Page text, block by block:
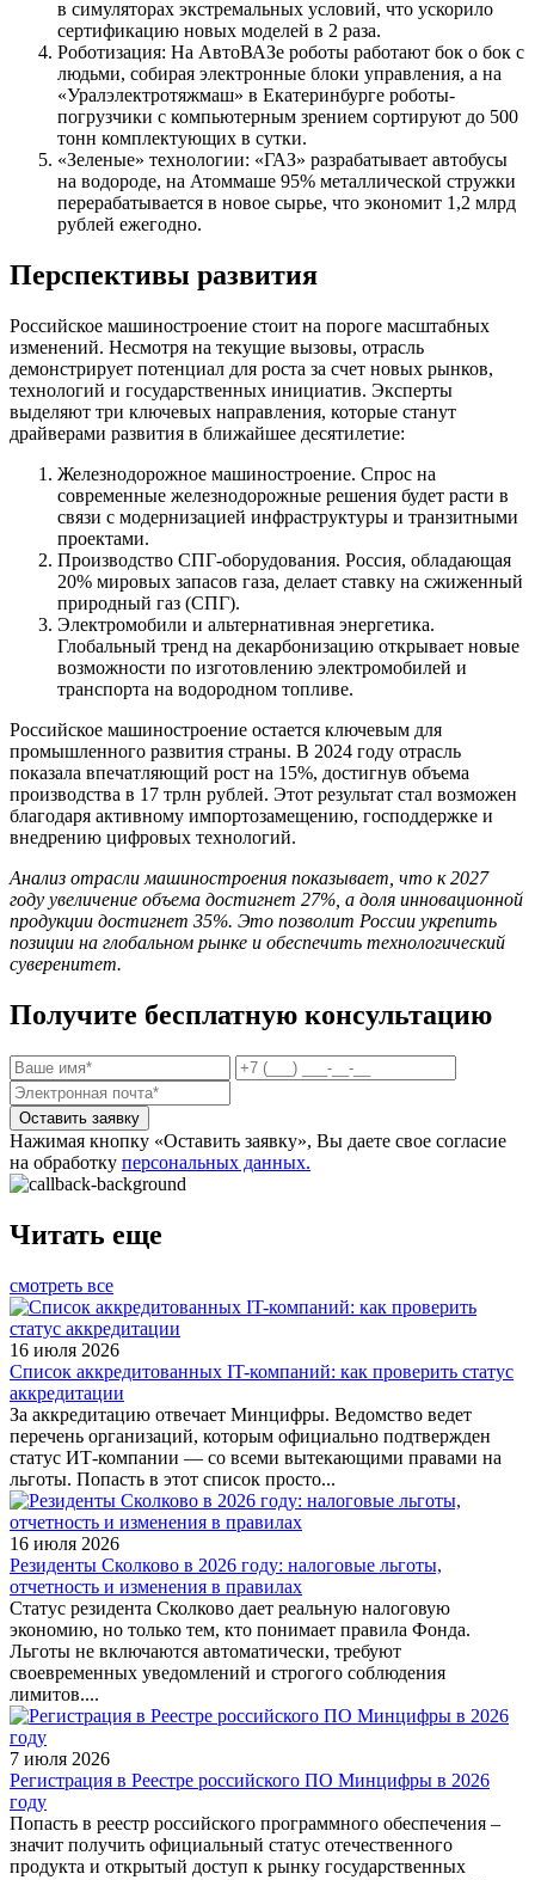
в симуляторах экстремальных условий, что ускорило
сертификацию новых моделей в 2 раза.
Роботизация: На АвтоВАЗе роботы работают бок о бок с
людьми, собирая электронные блоки управления, а на
«Уралэлектротяжмаш» в Екатеринбурге роботы-
погрузчики с компьютерным зрением сортируют до 500
тонн комплектующих в сутки.
«Зеленые» технологии: «ГАЗ» разрабатывает автобусы
на водороде, на Атоммаше 95% металлической стружки
перерабатывается в новое сырье, что экономит 1,2 млрд
рублей ежегодно.
Перспективы развития
Российское машиностроение стоит на пороге масштабных
изменений. Несмотря на текущие вызовы, отрасль
демонстрирует потенциал для роста за счет новых рынков,
технологий и государственных инициатив. Эксперты
выделяют три ключевых направления, которые станут
драйверами развития в ближайшее десятилетие:
Железнодорожное машиностроение. Спрос на
современные железнодорожные решения будет расти в
связи с модернизацией инфраструктуры и транзитными
проектами.
Производство СПГ-оборудования. Россия, обладающая
20% мировых запасов газа, делает ставку на сжиженный
природный газ (СПГ).
Электромобили и альтернативная энергетика.
Глобальный тренд на декарбонизацию открывает новые
возможности по изготовлению электромобилей и
транспорта на водородном топливе.
Российское машиностроение остается ключевым для
промышленного развития страны. В 2024 году отрасль
показала впечатляющий рост на 15%, достигнув объема
производства в 17 трлн рублей. Этот результат стал возможен
благодаря активному импортозамещению, господдержке и
внедрению цифровых технологий.
Анализ отрасли машиностроения показывает, что к 2027
году увеличение объема достигнет 27%, а доля инновационной
продукции достигнет 35%. Это позволит России укрепить
позиции на глобальном рынке и обеспечить технологический
суверенитет.
Получите бесплатную консультацию
Оставить заявку
Нажимая кнопку «Оставить заявку», Вы даете свое согласие
на обработку персональных данных.
Читать еще
смотреть все
16 июля 2026
Список аккредитованных IT-компаний: как проверить статус
аккредитации
За аккредитацию отвечает Минцифры. Ведомство ведет
перечень организаций, которым официально подтвержден
статус ИТ-компании — со всеми вытекающими правами на
льготы. Попасть в этот список просто...
16 июля 2026
Резиденты Сколково в 2026 году: налоговые льготы,
отчетность и изменения в правилах
Статус резидента Сколково дает реальную налоговую
экономию, но только тем, кто понимает правила Фонда.
Льготы не включаются автоматически, требуют
своевременных уведомлений и строгого соблюдения
лимитов....
7 июля 2026
Регистрация в Реестре российского ПО Минцифры в 2026
году
Попасть в реестр российского программного обеспечения –
значит получить официальный статус отечественного
продукта и открытый доступ к рынку государственных